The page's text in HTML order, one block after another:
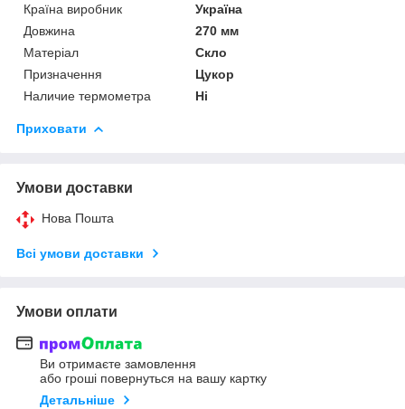
Країна виробник
Україна
Довжина
270 мм
Матеріал
Скло
Призначення
Цукор
Наличие термометра
Ні
Приховати
Умови доставки
Нова Пошта
Всі умови доставки
Умови оплати
Ви отримаєте замовлення
або гроші повернуться на вашу картку
Детальніше